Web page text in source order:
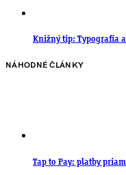
Knižný tip: Typografia
NÁHODNÉ ČLÁNKY
Tap to Pay: platby